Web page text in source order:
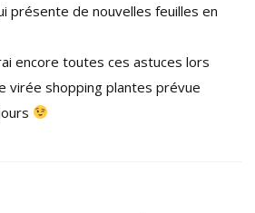
présente de nouvelles feuilles en
encore toutes ces astuces lors
virée shopping plantes prévue